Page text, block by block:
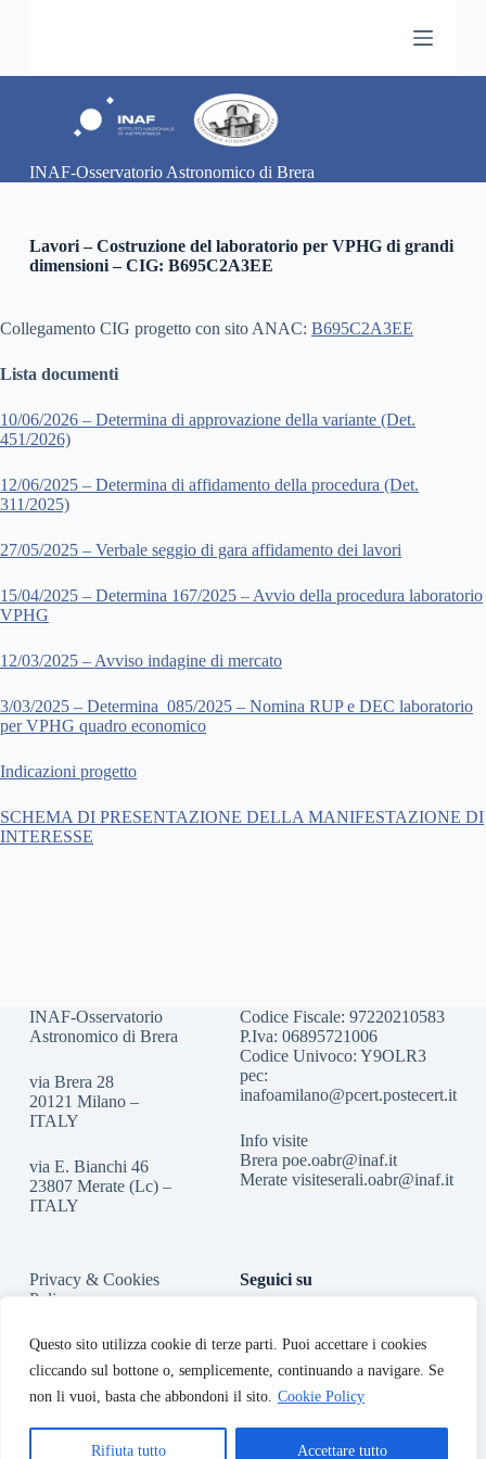
Questo sito utilizza cookie di terze parti. Puoi accettare i cookies
cliccando sul bottone o, semplicemente, continuando a navigare. Se
non li vuoi, basta che abbondoni il sito. Cookie Policy
Rifiuta tutto Accettare tutto
t
o
n
u
INAF-Osservatorio Astronomico di Brera
Lavori – Costruzione del laboratorio per VPHG di grandi
dimensioni – CIG: B695C2A3EE
Collegamento CIG progetto con sito ANAC: B695C2A3EE
Lista documenti
10/06/2026 – Determina di approvazione della variante (Det.
451/2026)
12/06/2025 – Determina di affidamento della procedura (Det.
311/2025)
27/05/2025 – Verbale seggio di gara affidamento dei lavori
15/04/2025 – Determina 167/2025 – Avvio della procedura laboratorio
VPHG
12/03/2025 – Avviso indagine di mercato
3/03/2025 – Determina_085/2025 – Nomina RUP e DEC laboratorio
per VPHG quadro economico
Indicazioni progetto
SCHEMA DI PRESENTAZIONE DELLA MANIFESTAZIONE DI
INTERESSE
INAF-Osservatorio
Astronomico di Brera
via Brera 28
20121 Milano –
ITALY
via E. Bianchi 46
23807 Merate (Lc) –
ITALY
Codice Fiscale: 97220210583
P.Iva: 06895721006
Codice Univoco: Y9OLR3
pec:
inafoamilano@pcert.postecert.it
Info visite
Brerapoe.oabr@inaf.it
Meratevisiteserali.oabr@inaf.it
Privacy & Cookies
Policy
Accessibilità
Seguici su